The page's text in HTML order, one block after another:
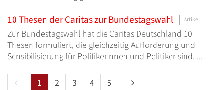
10 Thesen der Caritas zur Bundestagswahl Artikel
Zur Bundestagswahl hat die Caritas Deutschland 10
Thesen formuliert, die gleichzeitig Aufforderung und
Sensibilisierung für Politikerinnen und Politiker sind. ...
Vorherige Seite
1 2 3 4 5 Nächste Seite